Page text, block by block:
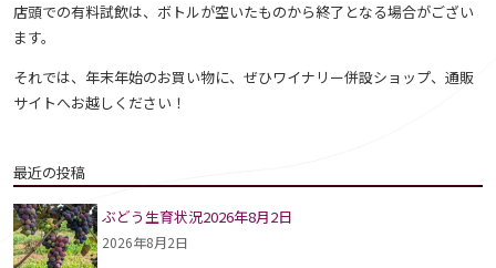
店頭での有料試飲は、ボトルが空いたものから終了となる場合がござい
ます。
それでは、年末年始のお買い物に、ぜひワイナリー併設ショップ、通販
サイトへお越しください！
最近の投稿
ぶどう生育状況2026年8月2日
2026年8月2日